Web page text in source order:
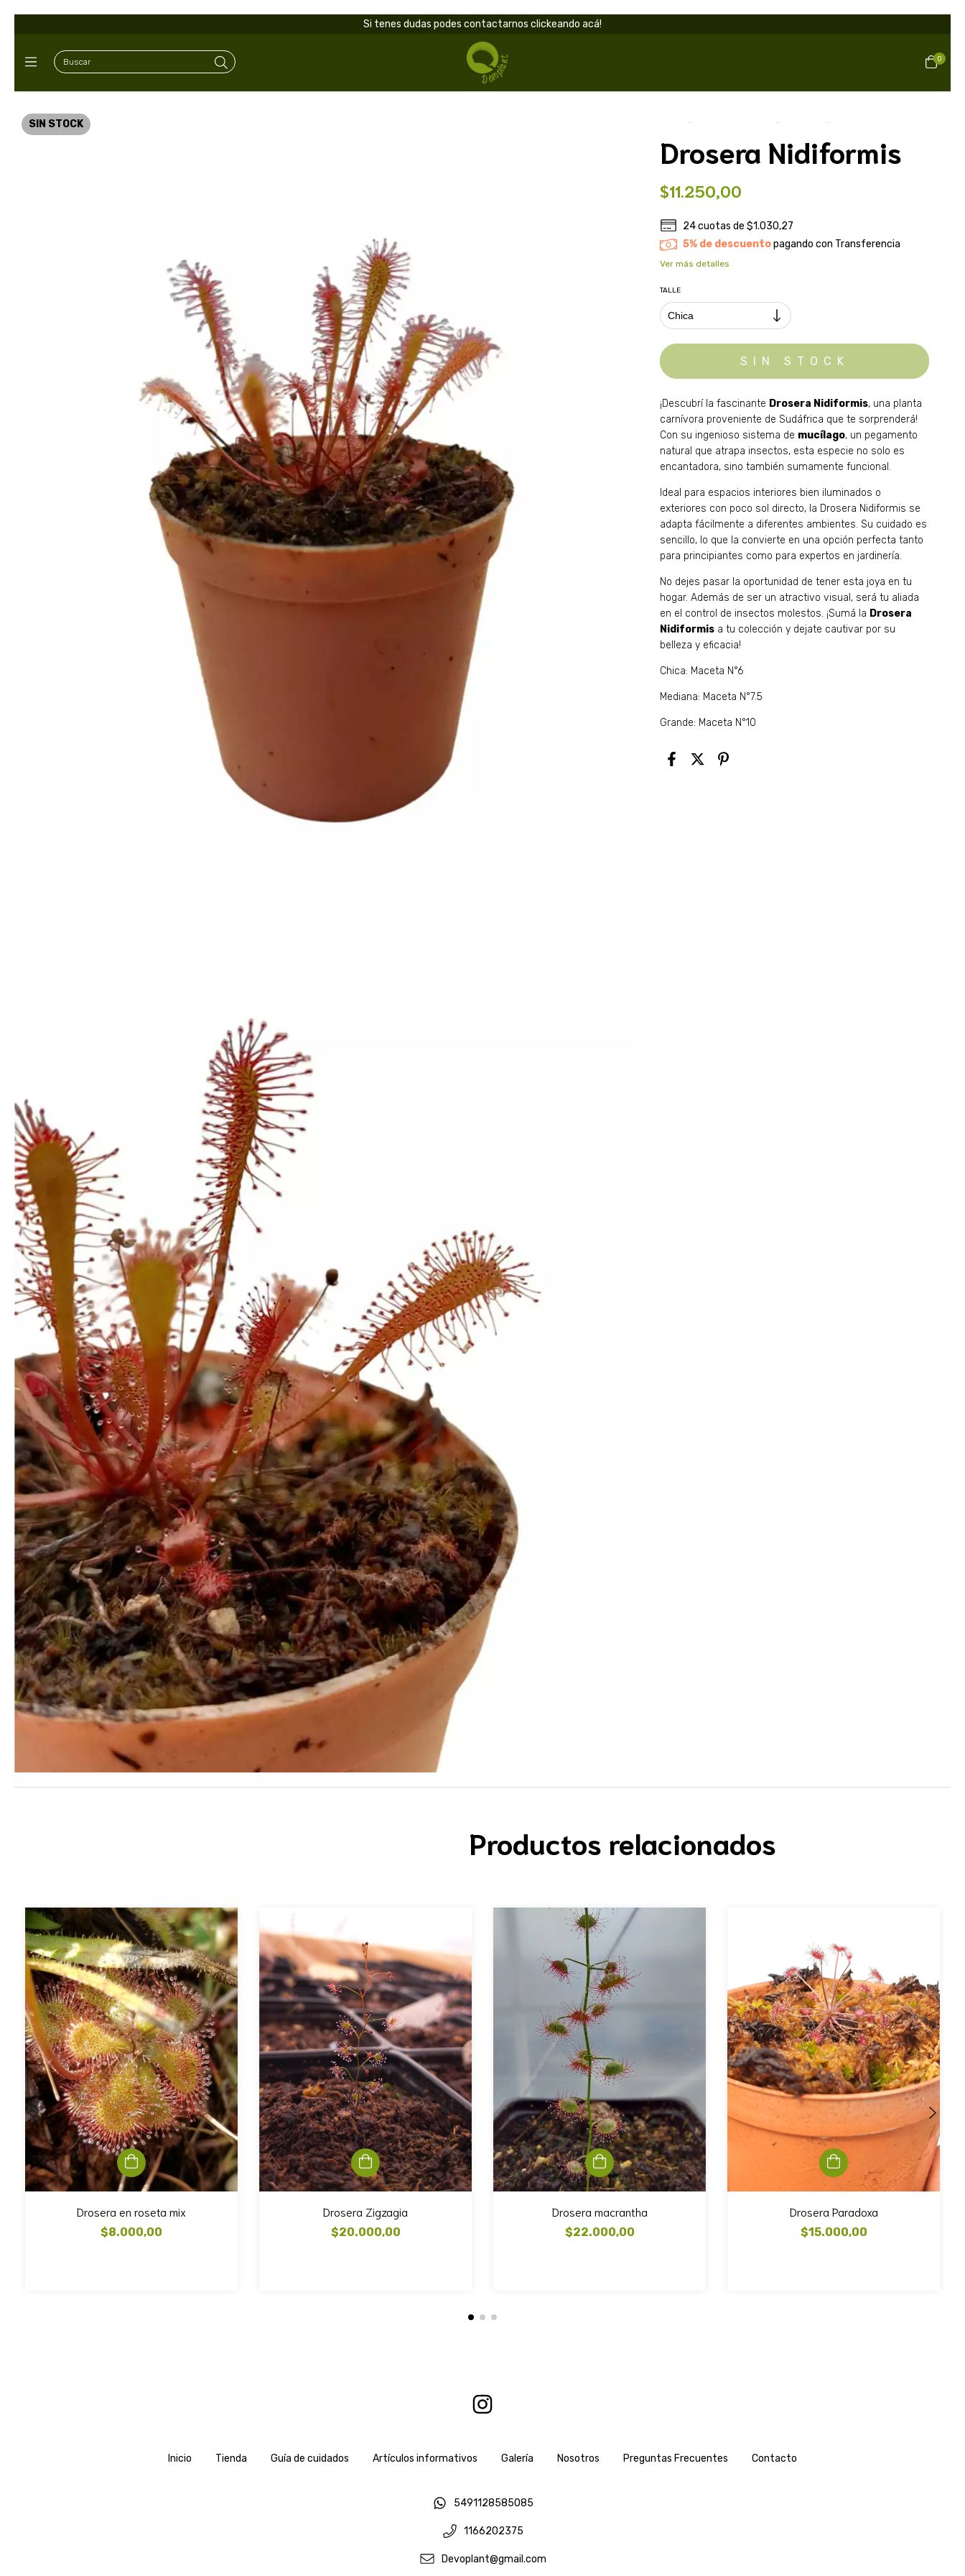
Si tenes dudas podes contactarnos clickeando acá!
0
SIN STOCK
Drosera Nidiformis
$11.250,00
24cuotas de $1.030,27
5% de descuentopagando con Transferencia
Ver más detalles
TALLE
¡Descubrí la fascinante Drosera Nidiformis, una planta
carnívora proveniente de Sudáfrica que te sorprenderá!
Con su ingenioso sistema de mucílago, un pegamento
natural que atrapa insectos, esta especie no solo es
encantadora, sino también sumamente funcional.
Ideal para espacios interiores bien iluminados o
exteriores con poco sol directo, la Drosera Nidiformis se
adapta fácilmente a diferentes ambientes. Su cuidado es
sencillo, lo que la convierte en una opción perfecta tanto
para principiantes como para expertos en jardinería.
No dejes pasar la oportunidad de tener esta joya en tu
hogar. Además de ser un atractivo visual, será tu aliada
en el control de insectos molestos. ¡Sumá la Drosera
Nidiformis a tu colección y dejate cautivar por su
belleza y eficacia!
Chica: Maceta N°6
Mediana: Maceta N°7.5
Grande: Maceta N°10
Productos relacionados
Drosera en roseta mix
$8.000,00
Drosera Zigzagia
$20.000,00
Drosera macrantha
$22.000,00
Drosera Paradoxa
$15.000,00
Inicio Tienda Guía de cuidados Artículos informativos Galería Nosotros Preguntas Frecuentes Contacto
5491128585085
1166202375
Devoplant@gmail.com